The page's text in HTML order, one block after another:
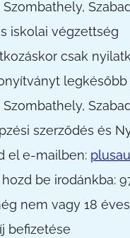
iskolai végzettség
csak
szerződés és
el e-mailben:
be irodánkba:
nem vagy 18
befizetése